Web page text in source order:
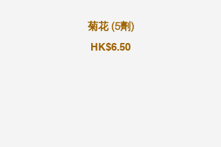
菊花 (5劑)
HK$6.50